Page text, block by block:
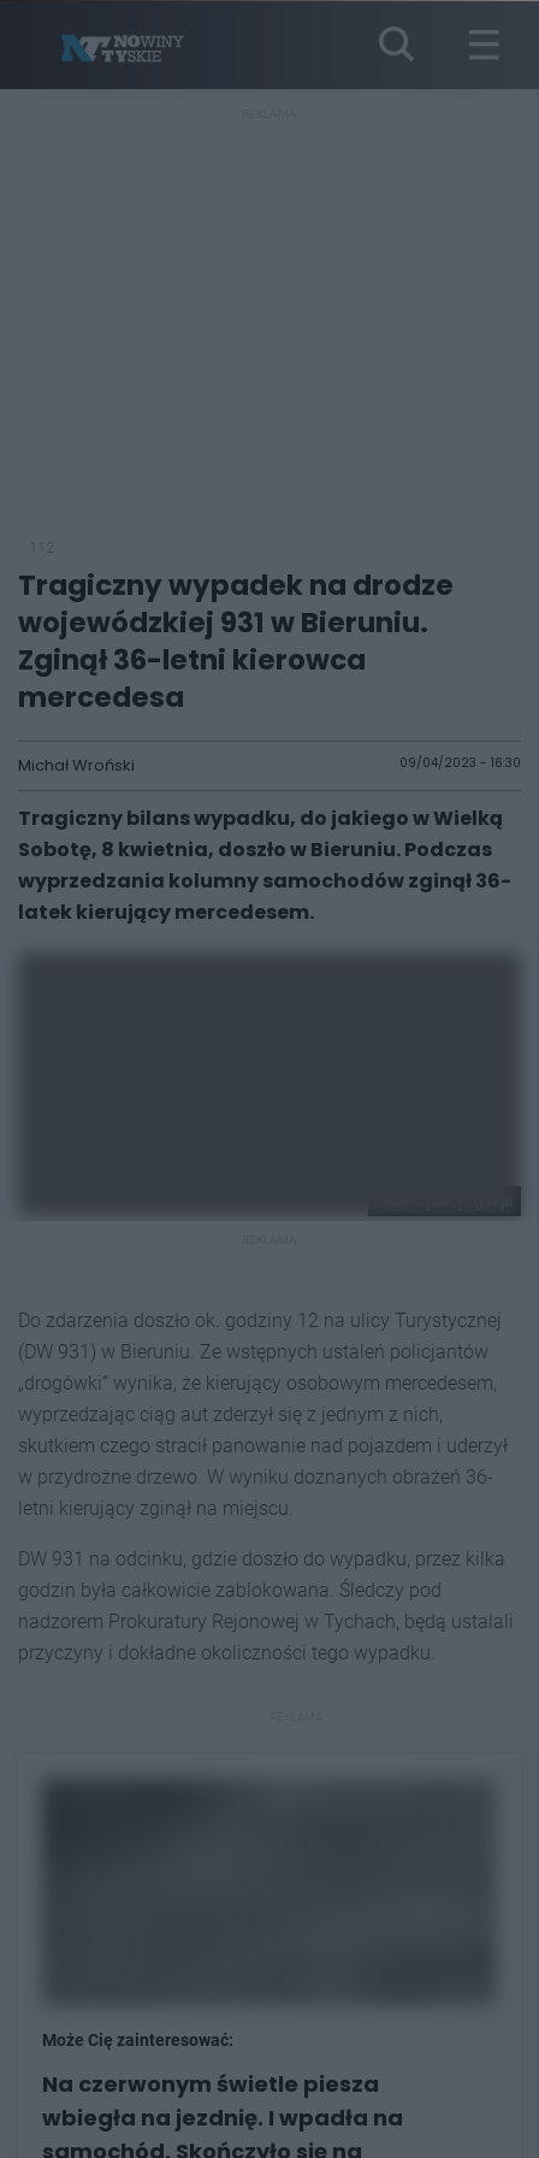
Tragiczny wypadek na drodze
wojewódzkiej 931 w Bieruniu.
Zginął 36-letni kierowca
mercedesa
Michał Wroński 09/04/2023 - 16:30
Tragiczny bilans wypadku, do jakiego w Wielką
Sobotę, 8 kwietnia, doszło w Bieruniu. Podczas
wyprzedzania kolumny samochodów zginął 36-
latek kierujący mercedesem.
Do zdarzenia doszło ok. godziny 12 na ulicy Turystycznej
(DW 931) w Bieruniu. Ze wstępnych ustaleń policjantów
„drogówki” wynika, że kierujący osobowym mercedesem,
wyprzedzając ciąg aut zderzył się z jednym z nich,
skutkiem czego stracił panowanie nad pojazdem i uderzył
w przydrożne drzewo. W wyniku doznanych obrażeń 36-
letni kierujący zginął na miejscu.
DW 931 na odcinku, gdzie doszło do wypadku, przez kilka
godzin była całkowicie zablokowana. Śledczy pod
nadzorem Prokuratury Rejonowej w Tychach, będą ustalali
przyczyny i dokładne okoliczności tego wypadku.
Może Cię zainteresować:
Na czerwonym świetle piesza
wbiegła na jezdnię. I wpadła na
samochód. Skończyło się na